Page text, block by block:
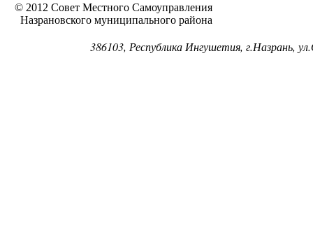
© 2012 Совет Местного Самоуправления
Назрановского муниципального района
386103, Республика Ингушетия, г.Назрань,